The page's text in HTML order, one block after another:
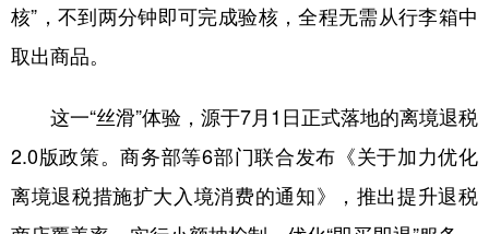
核”，不到两分钟即可完成验核，全程无需从行李箱中
取出商品。
这一“丝滑”体验，源于7月1日正式落地的离境退税
2.0版政策。商务部等6部门联合发布《关于加力优化
离境退税措施扩大入境消费的通知》，推出提升退税